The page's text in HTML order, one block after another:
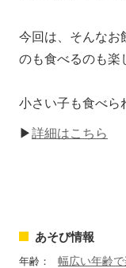
今回は、そんなお
のも食べるのも楽
小さい子も食べら
▶詳細はこちら
あそび情報
年齢： 幅広い年齢